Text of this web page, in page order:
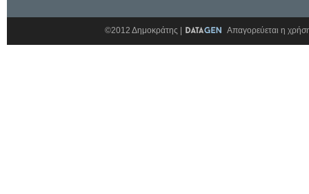
©2012 Δημοκράτης | Απαγορεύεται η